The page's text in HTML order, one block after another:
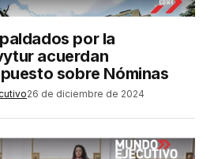
por la
acuerdan
sobre Nóminas
26 de diciembre de 2024